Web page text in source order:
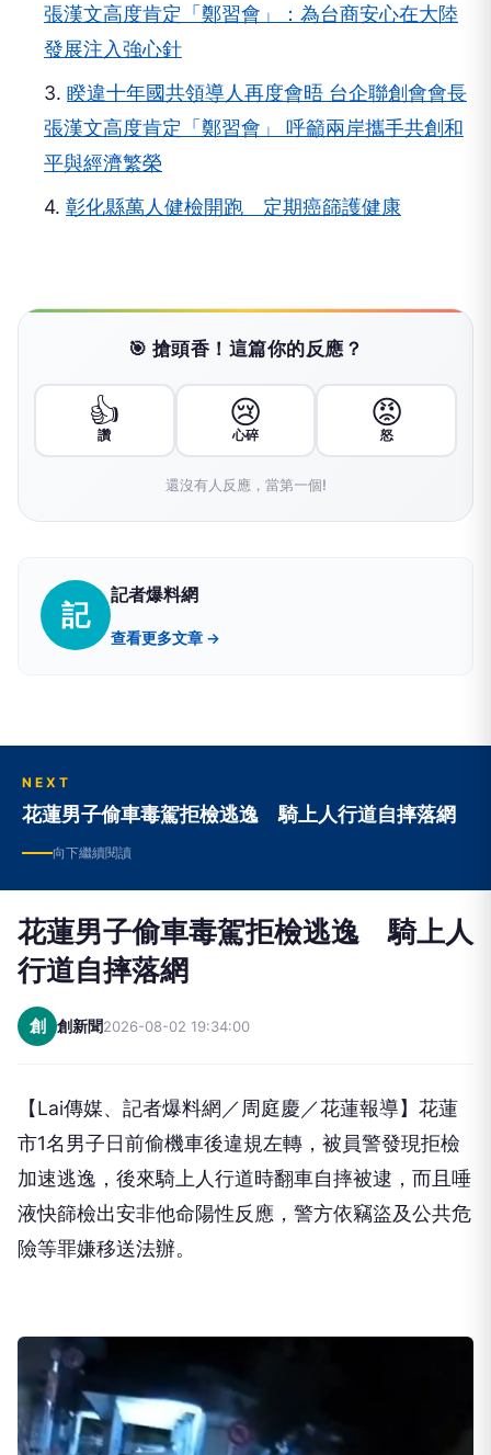
張漢文高度肯定「鄭習會」：為台商安心在大陸
發展注入強心針
3. 睽違十年國共領導人再度會晤 台企聯創會會長
張漢文高度肯定「鄭習會」 呼籲兩岸攜手共創和
平與經濟繁榮
4. 彰化縣萬人健檢開跑 定期癌篩護健康
🎯 搶頭香！這篇你的反應？
👍
讚
😢
心碎
😡
怒
還沒有人反應，當第一個!
記
記者爆料網
查看更多文章 →
NEXT
花蓮男子偷車毒駕拒檢逃逸 騎上人行道自摔落網
向下繼續閱讀
花蓮男子偷車毒駕拒檢逃逸 騎上人
行道自摔落網
創 創新聞2026-08-02 19:34:00
【Lai傳媒、記者爆料網／周庭慶／花蓮報導】花蓮
市1名男子日前偷機車後違規左轉，被員警發現拒檢
加速逃逸，後來騎上人行道時翻車自摔被逮，而且唾
液快篩檢出安非他命陽性反應，警方依竊盜及公共危
險等罪嫌移送法辦。